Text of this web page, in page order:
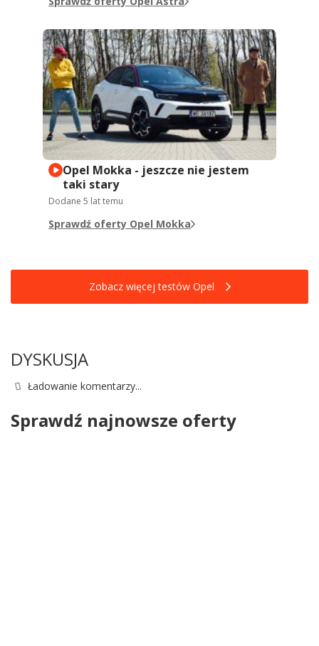
Opel Mokka - jeszcze nie jestem
taki stary
Dodane 5 lat temu
Sprawdź oferty Opel Mokka
Zobacz więcej testów Opel
DYSKUSJA
Ładowanie komentarzy...
Sprawdź najnowsze oferty